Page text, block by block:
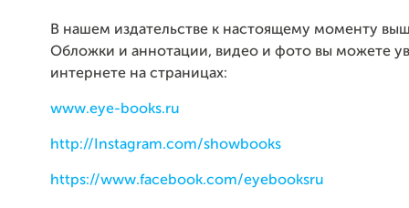
В нашем издательстве к настоящему моменту
Обложки и аннотации, видео и фото вы можете
интернете на страницах:
www.eye-books.ru
http://Instagram.com/showbooks
https://www.facebook.com/eyebooksru